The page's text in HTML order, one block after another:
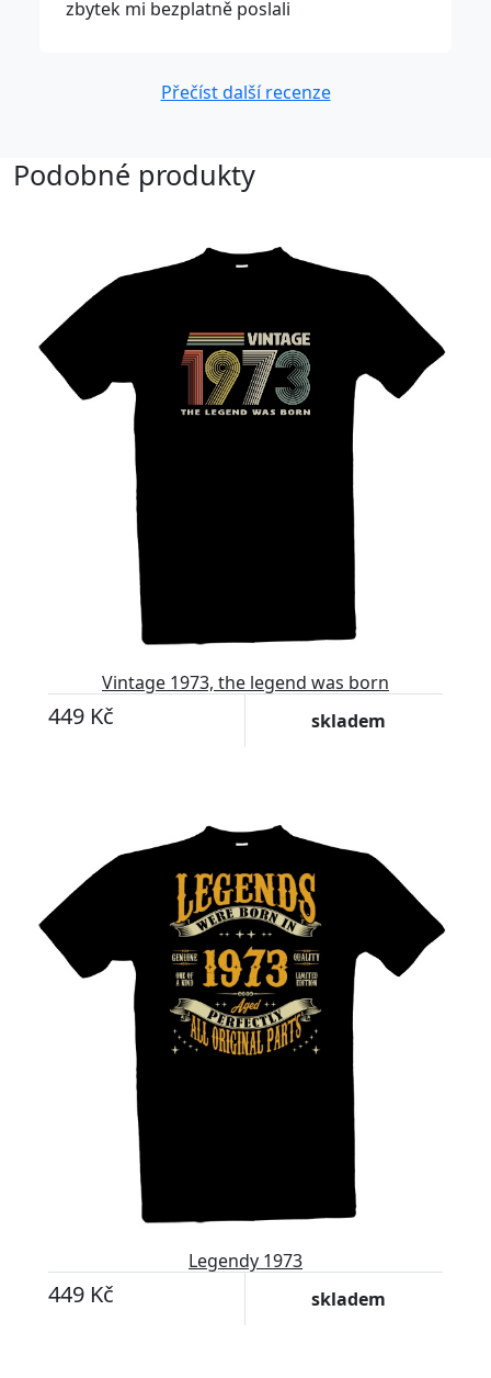
zbytek mi bezplatně poslali
Přečíst další recenze
Podobné produkty
Vintage 1973, the legend was born
449 Kč skladem
Legendy 1973
449 Kč skladem